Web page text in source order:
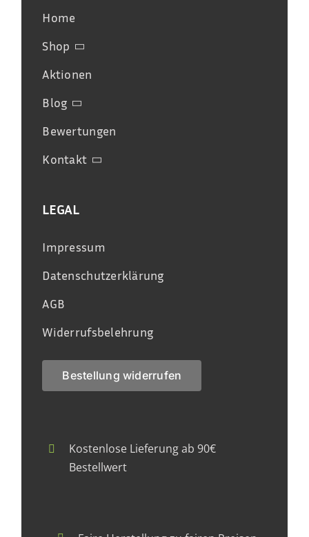
Home
Shop
Aktionen
Blog
Bewertungen
Kontakt
LEGAL
Impressum
Datenschutzerklärung
AGB
Widerrufsbelehrung
Bestellung widerrufen
Kostenlose Lieferung ab 90€
Bestellwert